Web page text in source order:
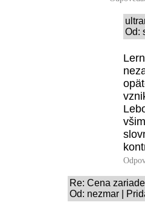
Od:
Re: Cena
Od: nezmar |